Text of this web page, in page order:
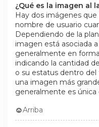
¿Qué es la imagen al
Hay dos imágenes
nombre de usuario
Dependiendo de la
imagen está asociada
generalmente en
indicando la cantidad
o su estatus dentro
una imagen más
generalmente es única
Arriba